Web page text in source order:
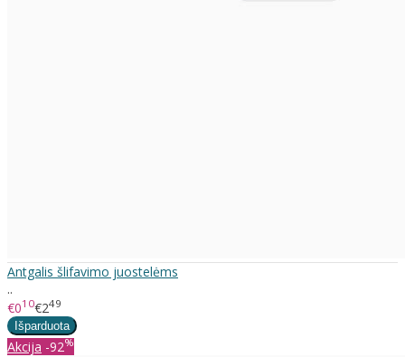
Antgalis šlifavimo juostelėms
..
€010€249
Akcija -92%